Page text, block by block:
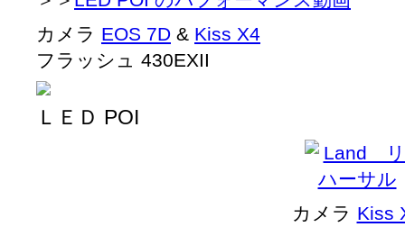
カメラ EOS 7D & Kiss X4
フラッシュ 430EXII
ＬＥＤ POI
カメラ Kiss